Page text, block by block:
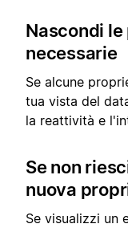
Nascondi
necessarie
Se alcune
tua vista del
la reattività e
Se non
nuova
Se visualizzi un